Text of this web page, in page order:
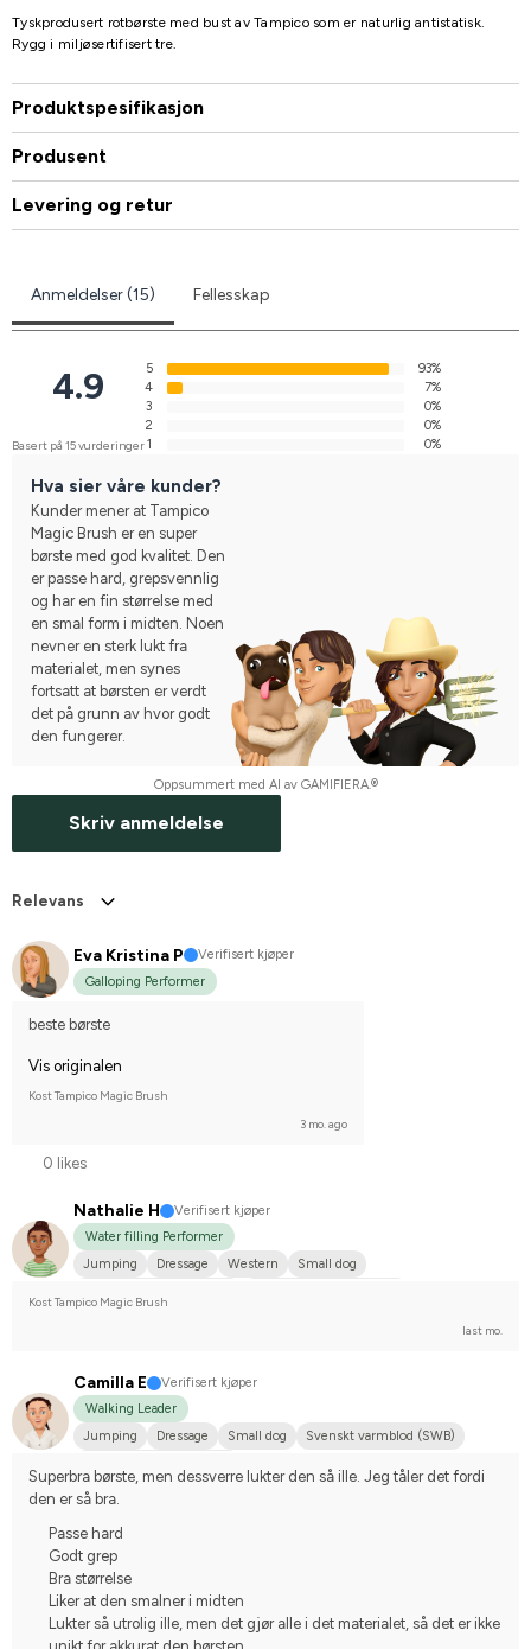
Tyskprodusert rotbørste med bust av Tampico som er naturlig antistatisk.
Rygg i miljøsertifisert tre.
Produktspesifikasjon
Produsent
Levering og retur
Anmeldelser (15) Fellesskap
4.9
Basert på 15 vurderinger
5
93%
4
7%
3
0%
2
0%
1
0%
Hva sier våre kunder?
Kunder mener at Tampico
Magic Brush er en super
børste med god kvalitet. Den
er passe hard, grepsvennlig
og har en fin størrelse med
en smal form i midten. Noen
nevner en sterk lukt fra
materialet, men synes
fortsatt at børsten er verdt
det på grunn av hvor godt
den fungerer.
Oppsummert med AI av GAMIFIERA.®
Skriv anmeldelse
Relevans
Eva Kristina P
Verifisert kjøper
Galloping Performer
beste børste
Vis originalen
Kost Tampico Magic Brush
3 mo. ago
0 likes
Nathalie H
Verifisert kjøper
Water filling Performer
Jumping
Dressage Western
Small dog
Kost Tampico Magic Brush
last mo.
Camilla E
Verifisert kjøper
Walking Leader
Jumping
Dressage Small dog
Svenskt varmblod (SWB)
Superbra børste, men dessverre lukter den så ille. Jeg tåler det fordi
den er så bra.
Passe hard
Godt grep
Bra størrelse
Liker at den smalner i midten
Lukter så utrolig ille, men det gjør alle i det materialet, så det er ikke